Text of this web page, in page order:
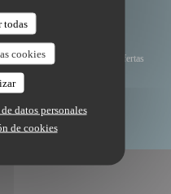
todas
cookies
datos personales
de cookies
al día
personalizadas y ofertas
electrónico.